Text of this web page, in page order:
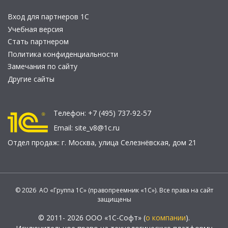
Вход для партнеров 1С
Учебная версия
Стать партнером
Политика конфиденциальности
Замечания по сайту
Другие сайты
Телефон: +7 (495) 737-92-57
Email: site_v8@1c.ru
Отдел продаж: г. Москва, улица Селезнёвская, дом 21
© 2026 АО «Группа 1С» (правопреемник «1С»). Все права на сайт
защищены
© 2011- 2026 ООО «1С-Софт» (о компании).